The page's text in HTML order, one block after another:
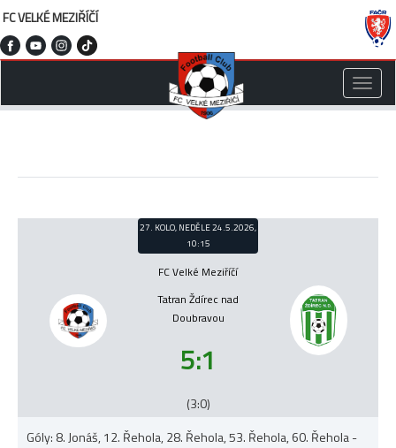
FC VELKÉ MEZIŘÍČÍ
Toggle
27. KOLO, NEDĚLE 24.5.2026,
10:15
FC Velké Meziříčí
Tatran Ždírec nad
Doubravou
5:1
(3:0)
Góly: 8. Jonáš, 12. Řehola, 28. Řehola, 53. Řehola, 60. Řehola -